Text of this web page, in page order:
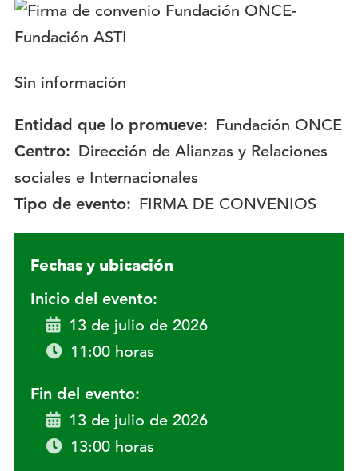
Logotipo:
Descripción:
Sin información
Entidad que lo promueve: Fundación ONCE
Centro: Dirección de Alianzas y Relaciones
sociales e Internacionales
Tipo de evento: FIRMA DE CONVENIOS
Fechas y ubicación
Inicio del evento:
13 de julio de 2026
11:00 horas
Fin del evento:
13 de julio de 2026
13:00 horas